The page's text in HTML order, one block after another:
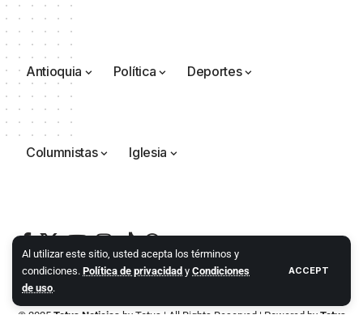
Al utilizar este sitio, usted acepta los términos y
condiciones. Política de privacidad y Condiciones
de uso.
ACCEPT
Antioquia Política Deportes
Columnistas Iglesia
© 2025 Totus Noticias by Totus | All Rights Reserved | Powered by Totus